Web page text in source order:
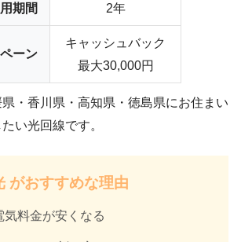
期間 2年
ーン
キャッシュバック
最大30,000円
・香川県・高知県・徳島県にお住まい
い光回線です。
がおすすめな理由
気料金が安くなる